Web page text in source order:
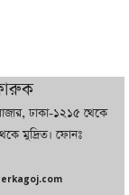
করতে ল
ঢাকা-১২১৫ থেকে
মুদ্রিত। ফোনঃ